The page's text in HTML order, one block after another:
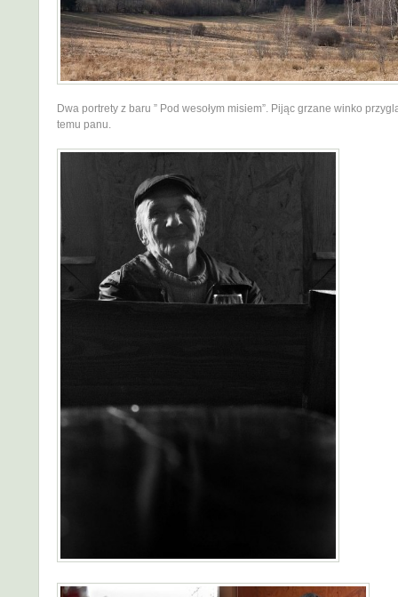
Dwa portrety z baru ” Pod wesołym misiem”. Pijąc grzane winko
temu panu.